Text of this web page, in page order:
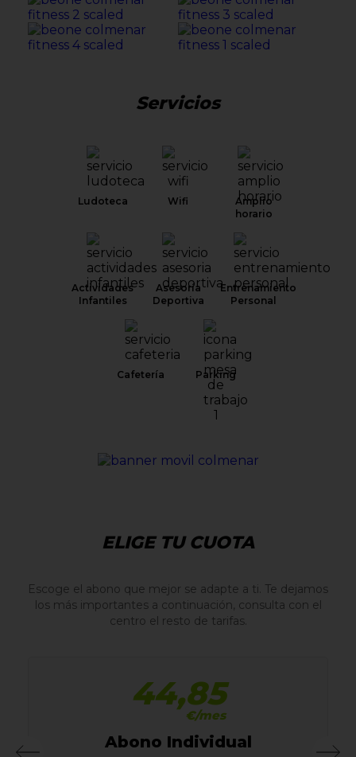
Servicios
Ludoteca Wifi
Amplio
horario
Actividades
Infantiles
Asesoría
Deportiva
Entrenamiento
Personal
Cafetería Parking
ELIGE TU CUOTA
Escoge el abono que mejor se adapte a ti. Te dejamos
los más importantes a continuación, consulta con el
centro el resto de tarifas.
44,85
€/mes
Abono Individual